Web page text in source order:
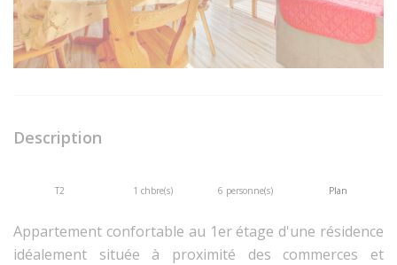
Description
T2 1 chbre(s) 6 personne(s) Plan
Appartement confortable au 1er étage d'une résidence
idéalement située à proximité des commerces et